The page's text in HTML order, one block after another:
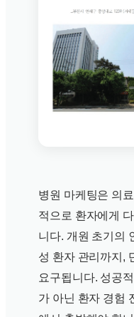
병원 마케팅은 의
적으로 환자에게
니다. 개원 초기의
성 환자 관리까지,
요구됩니다. 성공
가 아닌 환자 경험